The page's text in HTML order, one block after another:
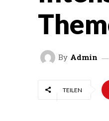
By Admin
TEILEN